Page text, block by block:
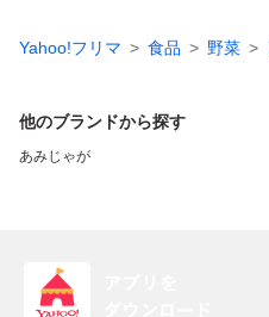
Yahoo!フリマ 食品 野菜
他のブランドから探す
あみじゃが